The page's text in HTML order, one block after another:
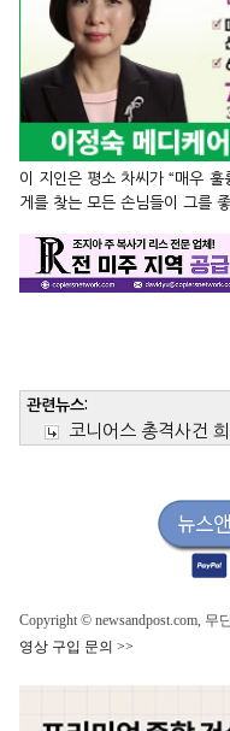
이 지인은 평소 차씨가 “매우 훌
게를 찾는 모든 손님들이 그를
관련뉴스:
코니어스 총격사건
Copyright © newsandpost.com,
영상 구입 문의 >>